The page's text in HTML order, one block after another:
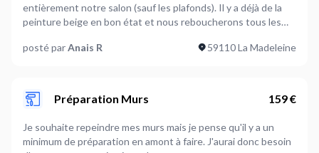
entièrement notre salon (sauf les plafonds). Il y a déjà de la
peinture beige en bon état et nous reboucherons tous les
plus de 3m). Il faudrait refaire tout en blanc et un mur de
posté parAnais R 59110 La Madeleine
Préparation Murs 159 €
Je souhaite repeindre mes murs mais je pense qu'il y a un
minimum de préparation en amont à faire. J'aurai donc besoin